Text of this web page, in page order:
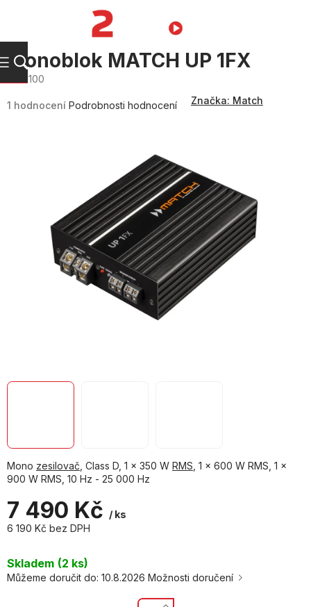
Monoblok MATCH UP 1FX
M110100
hodnocení
produktu
1 hodnocení Podrobnosti hodnocení Značka: Match
7 490 Kč / ks
6 190 Kč bez DPH
cena:
Skladem (2 ks)
Můžeme doručit do: 10.8.2026 Možnosti doručení
Mono zesilovač , Class D, 1 x 350 W RMS , 1 x 600 W RMS, 1 x
900 W RMS, 10 Hz - 25 000 Hz